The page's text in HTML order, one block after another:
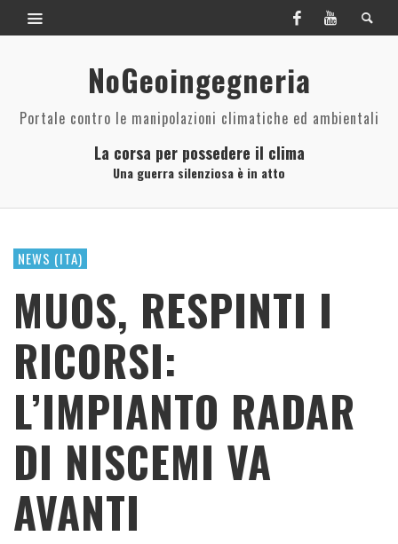
NoGeoingegneria
Portale contro le manipolazioni climatiche ed ambientali
La corsa per possedere il clima
Una guerra silenziosa è in atto
NEWS (ITA)
MUOS, RESPINTI I
RICORSI:
L’IMPIANTO RADAR
DI NISCEMI VA
AVANTI